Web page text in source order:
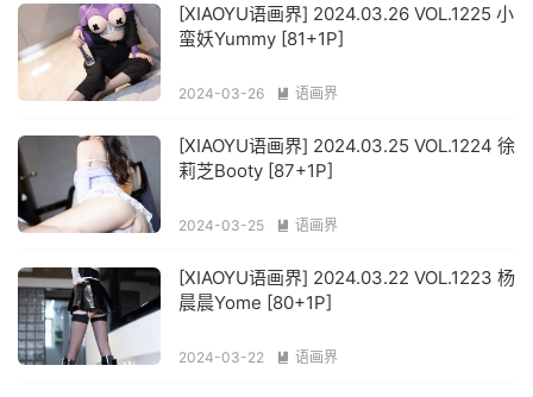
[XIAOYU语画界] 2024.03.26 VOL.1225 小
蛮妖Yummy [81+1P]
2024-03-26  语画界
[XIAOYU语画界] 2024.03.25 VOL.1224 徐
莉芝Booty [87+1P]
2024-03-25  语画界
[XIAOYU语画界] 2024.03.22 VOL.1223 杨
晨晨Yome [80+1P]
2024-03-22  语画界